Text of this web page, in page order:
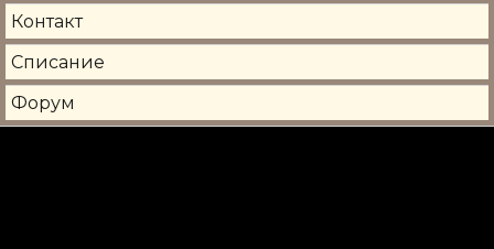
Контакт
Списание
Форум